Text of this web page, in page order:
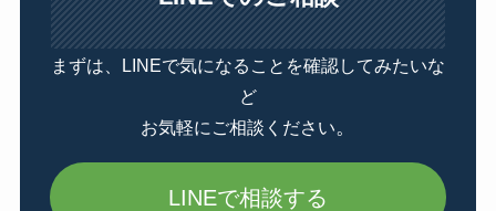
まずは、LINEで気になることを確認してみたいな
ど
お気軽にご相談ください。
LINEで相談する